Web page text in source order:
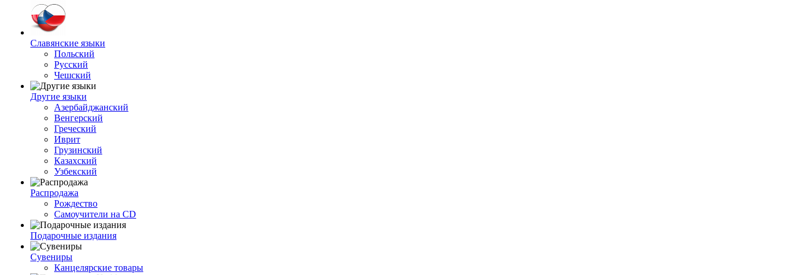
Славянские языки
Польский
Русский
Чешский
Другие языки
Азербайджанский
Венгерский
Греческий
Иврит
Грузинский
Казахский
Узбекский
Распродажа
Рождество
Самоучители на CD
Подарочные издания
Сувениры
Канцелярские товары